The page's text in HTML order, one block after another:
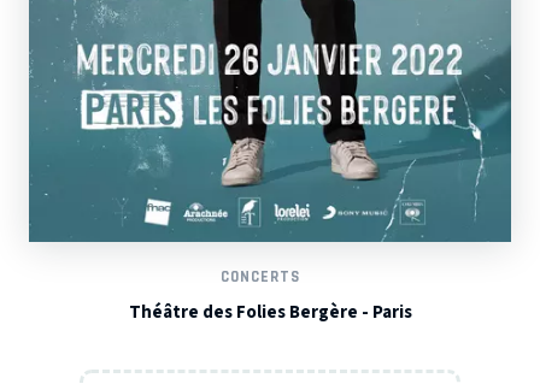
CONCERTS
Théâtre des Folies Bergère - Paris